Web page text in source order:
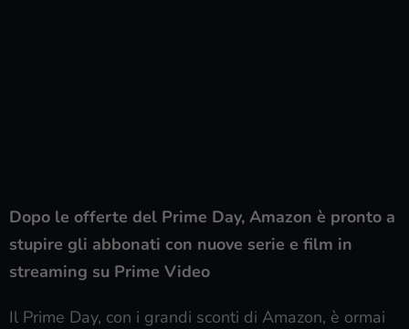
Dopo le offerte del Prime Day, Amazon è pronto a
stupire gli abbonati con nuove serie e film in
streaming su Prime Video
Il Prime Day, con i grandi sconti di Amazon, è ormai